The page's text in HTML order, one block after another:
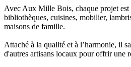
Avec Aux Mille Bois, chaque projet est
bibliothèques, cuisines, mobilier,
maisons de famille.
Attaché à la qualité et à l’harmonie, il
d'autres artisans locaux pour offrir une